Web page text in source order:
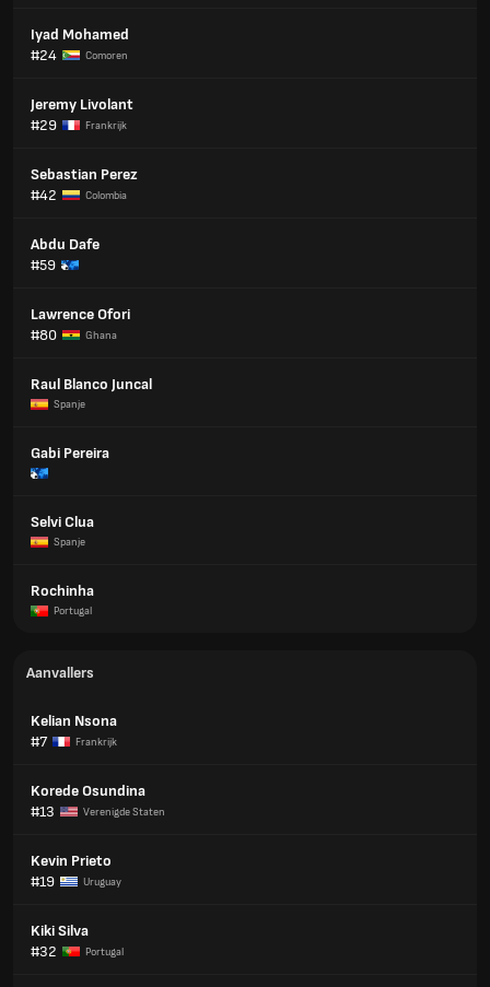
Iyad Mohamed
#24
Comoren
Jeremy Livolant
#29
Frankrijk
Sebastian Perez
#42
Colombia
Abdu Dafe
#59
Lawrence Ofori
#80
Ghana
Raul Blanco Juncal
Spanje
Gabi Pereira
Selvi Clua
Spanje
Rochinha
Portugal
Aanvallers
Kelian Nsona
#7
Frankrijk
Korede Osundina
#13
Verenigde Staten
Kevin Prieto
#19
Uruguay
Kiki Silva
#32
Portugal